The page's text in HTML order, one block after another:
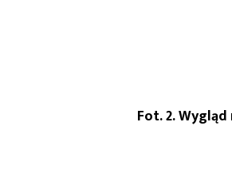
Fot. 2.